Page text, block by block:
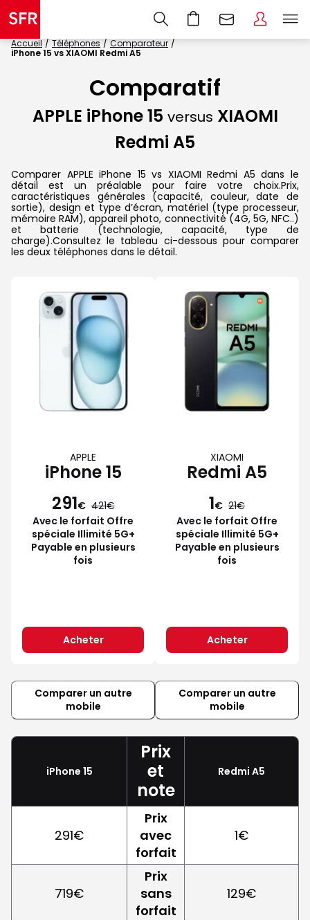
Accueil Téléphones
Comparateur
iPhone 15 vs XIAOMI Redmi A5
Comparatif
APPLE iPhone 15 versus XIAOMI
Redmi A5
Comparer APPLE iPhone 15 vs XIAOMI Redmi A5 dans le
détail est un préalable pour faire votre choix.Prix,
caractéristiques générales (capacité, couleur, date de
sortie), design et type d’écran, matériel (type processeur,
mémoire RAM), appareil photo, connectivité (4G, 5G, NFC..)
et batterie (technologie, capacité, type de
charge).Consultez le tableau ci-dessous pour comparer
les deux téléphones dans le détail.
APPLE
iPhone 15
291€ 421
Avec le forfait Offre
spéciale Illimité 5G+
Payable en plusieurs
fois
Acheter
XIAOMI
Redmi A5
1€ 21
Avec le forfait Offre
spéciale Illimité 5G+
Payable en plusieurs
fois
Acheter
Comparer un autre
mobile
Comparer un autre
mobile
iPhone 15
Prix
et
note
Redmi A5
291€
Prix
avec
forfait
1€
719€
Prix
sans
forfait
129€